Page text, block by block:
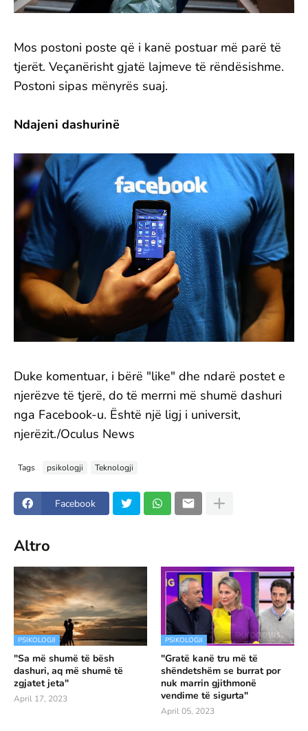
Mos postoni poste që i kanë postuar më parë të
tjerët. Veçanërisht gjatë lajmeve të rëndësishme.
Postoni sipas mënyrës suaj.
Ndajeni dashurinë
Duke komentuar, i bërë "like" dhe ndarë postet e
njerëzve të tjerë, do të merrni më shumë dashuri
nga Facebook-u. Është një ligj i universit,
njerëzit./Oculus News
Tags psikologji Teknologji
Facebook
Altro
PSIKOLOGJI
"Sa më shumë të bësh
dashuri, aq më shumë të
zgjatet jeta"
April 17, 2023
PSIKOLOGJI
"Gratë kanë tru më të
shëndetshëm se burrat por
nuk marrin gjithmonë
vendime të sigurta"
April 05, 2023